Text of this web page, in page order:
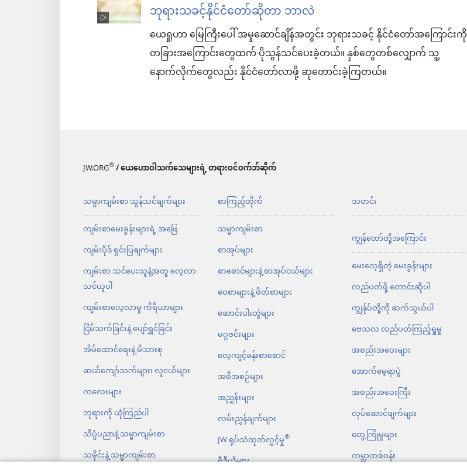
ဘုရားသခင့်နိုင်ငံတော်ဆိုတာ ဘာလဲ
ယေရှုဟာ မြေကြီးပေါ် အမှုဆောင်ချိန်အတွင်း ဘုရားသခင့် နိုင်ငံတော်အကြောင်းကို
တခြားအကြောင်းတွေထက် ပိုသွန်သင်ပေးခဲ့တယ်။ နှစ်တွေတစ်လျှောက် သူ့
နောက်လိုက်တွေလည်း နိုင်ငံတော်လာဖို့ ဆုတောင်းခဲ့ကြတယ်။
JW.ORG®/ ယေဟောဝါသက်သေများရဲ့ တရားဝင်ဝက်ဘ်ဆိုက်
သမ္မာကျမ်းစာ သွန်သင်ချက်များ
ကျမ်းစာမေးခွန်းများရဲ့ အဖြေ
ကျမ်းပိုဒ် ရှင်းပြချက်များ
ကျမ်းစာ သင်ပေးသူနဲ့အတူ လေ့လာ
သင်ယူပါ
ကျမ်းစာလေ့လာမှု ကိရိယာများ
ငြိမ်သက်ခြင်းနဲ့ ပျော်ရွှင်ခြင်း
အိမ်ထောင်ရေးနဲ့ မိသားစု
ဆယ်ကျော်သက်များ၊ လူငယ်များ
ကလေးများ
ဘုရားကို ယုံကြည်ပါ
သိပ္ပံပညာနဲ့ သမ္မာကျမ်းစာ
သမိုင်းနဲ့ သမ္မာကျမ်းစာ
စာကြည့်တိုက်
သမ္မာကျမ်းစာ
စာအုပ်များ
စာစောင်များနဲ့ စာအုပ်ငယ်များ
ဝေစာများနဲ့ ဖိတ်စာများ
ဆောင်းပါးတွဲများ
မဂ္ဂဇင်းများ
လေ့ကျင့်ခန်းစာစောင်
အစီအစဉ်များ
အညွှန်းများ
လမ်းညွှန်ချက်များ
JW ရုပ်သံထုတ်လွှင့်မှု®
ဗီဒီယိုများ
သတင်း
ကျွန်တော်တို့အကြောင်း
မေးလေ့ရှိတဲ့ မေးခွန်းများ
လည်ပတ်ဖို့ တောင်းဆိုပါ
ကျွန်ုပ်တို့ကို ဆက်သွယ်ပါ
ဗေသလ လည်ပတ်ကြည့်ရှုမှု
အစည်းအဝေးများ
အောက်မေ့ရာပွဲ
အစည်းအဝေးကြီး
လုပ်ဆောင်ချက်များ
တွေ့ကြုံမှုများ
ကမ္ဘာတစ်ဝန်း